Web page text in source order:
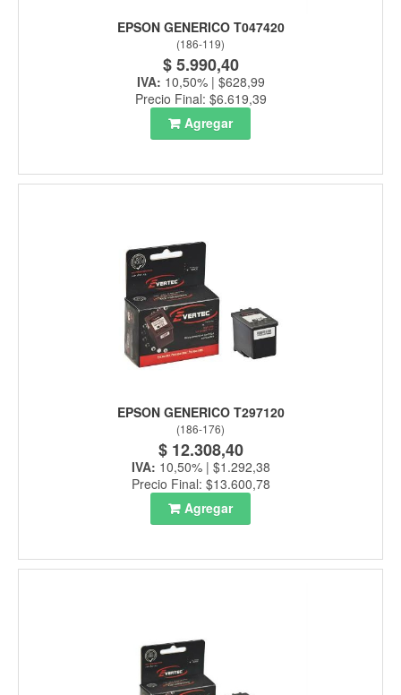
EPSON GENERICO T047420
(186-119)
$ 5.990,40
IVA: 10,50% | $628,99
Precio Final: $6.619,39
Agregar
EPSON GENERICO T297120
(186-176)
$ 12.308,40
IVA: 10,50% | $1.292,38
Precio Final: $13.600,78
Agregar